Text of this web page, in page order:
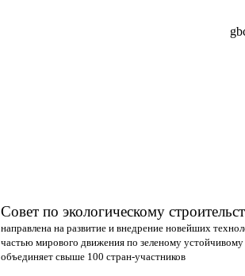
Совет по экологическому
направлена на развитие и внедрение новейших
частью мирового движения по зеленому
объединяет свыше 100 стран-участников